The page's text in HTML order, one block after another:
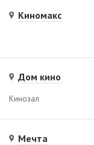
Киномакс
Дом кино
Кинозал
Мечта